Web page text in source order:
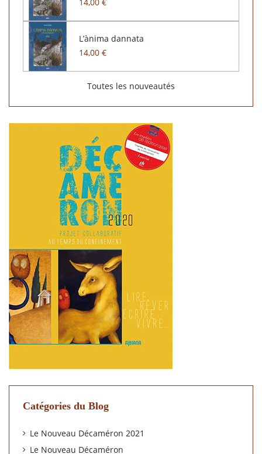
14,00 €
L’ànima dannata
14,00 €
Toutes les nouveautés
Catégories du Blog
Le Nouveau Décaméron 2021
Le Nouveau Décaméron